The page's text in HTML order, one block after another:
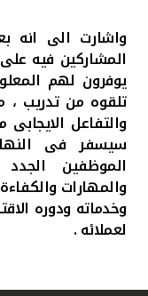
واشارت الى انه
المشاركين فيه
يوفرون لهم
تلقوه من تدريب ،
والتفاعل
سيسفر فى
الموظفين
والمهارات
وخدماته ودوره
لعملائه .